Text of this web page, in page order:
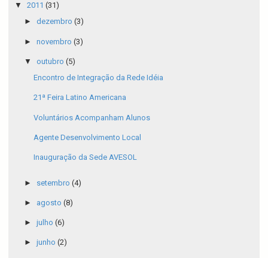
▼ 2011 (31)
► dezembro (3)
► novembro (3)
▼ outubro (5)
Encontro de Integração da Rede Idéia
Voluntários Acompanham Alunos
Agente Desenvolvimento Local
Inauguração da Sede AVESOL
► setembro (4)
► agosto (8)
► julho (6)
► junho (2)